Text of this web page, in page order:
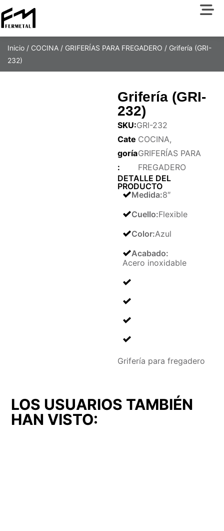
Inicio / COCINA / GRIFERÍAS PARA FREGADERO / Grifería (GRI-
232)
Grifería (GRI-
232)
SKU:GRI-232
Cate
goría
:
COCINA,
GRIFERÍAS PARA
FREGADERO
DETALLE DEL
PRODUCTO
Medida:8″
Cuello:Flexible
Color:Azul
Acabado:
Acero inoxidable
Grifería para fregadero
LOS USUARIOS TAMBIÉN
HAN VISTO: